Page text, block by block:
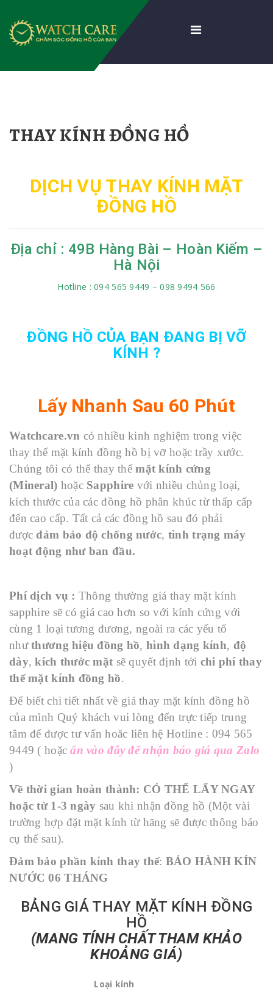
THAY KÍNH ĐỒNG HỒ
DỊCH VỤ THAY KÍNH MẶT
ĐỒNG HỒ
Địa chỉ : 49B Hàng Bài – Hoàn Kiếm –
Hà Nội
Hotline : 094 565 9449 – 098 9494 566
ĐỒNG HỒ CỦA BẠN ĐANG BỊ VỠ
KÍNH ?
Lấy Nhanh Sau 60 Phút
Watchcare.vn có nhiều kinh nghiệm trong việc
thay thế mặt kính đồng hồ bị vỡ hoặc trầy xước.
Chúng tôi có thể thay thếmặt kính cứng
(Mineral) hoặc Sapphire với nhiều chủng loại,
kích thước của các đồng hồ phân khúc từ thấp cấp
đến cao cấp. Tất cả các đồng hồ sau đó phải
đượcđảm bảo độ chống nước, tình trạng máy
hoạt động như ban đầu.
Phí dịch vụ : Thông thường giá thay mặt kính
sapphire sẽ có giá cao hơn so với kính cứng với
cùng 1 loại tương đương, ngoài ra các yếu tố
nhưthương hiệu đồng hồ,hình dạng kính, độ
dày,kích thước mặt sẽ quyết định tới chi phí thay
thế mặt kính đồng hồ.
Để biết chi tiết nhất về giá thay mặt kính đồng hồ
của mình Quý khách vui lòng đến trực tiếp trung
tâm để được tư vấn hoăc liên hệ Hotline : 094 565
9449 ( hoặcấn vào đây để nhận báo giá qua Zalo
)
Về thời gian hoàn thành: CÓ THỂ LẤY NGAY
hoặc từ 1-3 ngày sau khi nhận đồng hồ (Một vài
trường hợp đặt mặt kính từ hãng sẽ được thông báo
cụ thể sau).
Đảm bảo phần kính thay thế: BẢO HÀNH KÍN
NƯỚC 06 THÁNG
BẢNG GIÁ THAY MẶT KÍNH ĐỒNG
HỒ
(MANG TÍNH CHẤT THAM KHẢO
KHOẢNG GIÁ)
Loại kính